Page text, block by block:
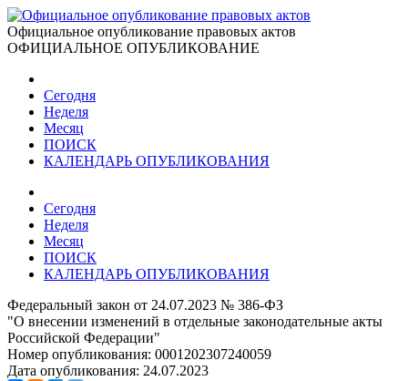
Официальное опубликование правовых актов
ОФИЦИАЛЬНОЕ ОПУБЛИКОВАНИЕ
Сегодня
Неделя
Месяц
ПОИСК
КАЛЕНДАРЬ ОПУБЛИКОВАНИЯ
Сегодня
Неделя
Месяц
ПОИСК
КАЛЕНДАРЬ ОПУБЛИКОВАНИЯ
Федеральный закон от 24.07.2023 № 386-ФЗ
"О внесении изменений в отдельные законодательные акты
Российской Федерации"
Номер опубликования: 0001202307240059
Дата опубликования: 24.07.2023